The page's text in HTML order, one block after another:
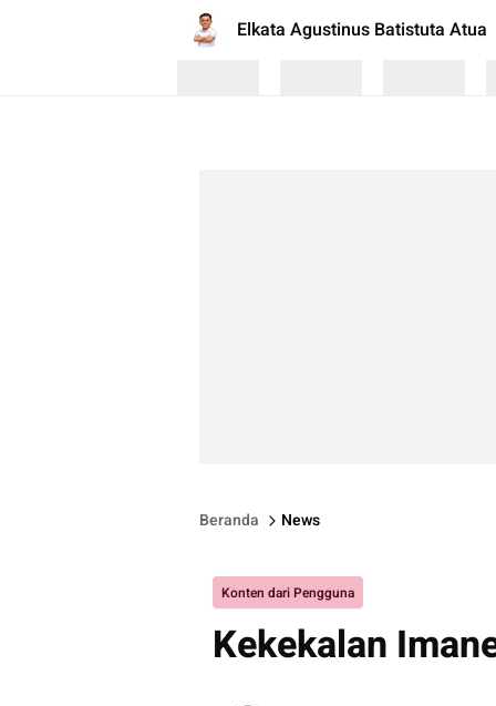
Elkata Agustinus Batistuta Atua
Beranda News
Konten dari Pengguna
Kekekalan